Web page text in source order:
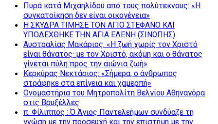
Πυρά κατά Μιχαηλίδου από τους πολύτεκνους: «Η
συγκατοίκηση δεν είναι οικογένεια»
Η ΣΚΥΔΡΑ ΤΙΜΗΣΕ ΤΟΝ ΑΓΙΟ ΣΤΕΦΑΝΟ ΚΑΙ
ΥΠΟΔΕΧΘΗΚΕ ΤΗΝ ΑΓΙΑ ΕΛΕΝΗ (ΣΙΝΩΠΗΣ)
Αυστραλίας Μακάριος: «Η ζωή χωρίς τον Χριστό
είναι θάνατος· με τον Χριστό, ακόμη και ο θάνατος
γίνεται πύλη προς την αιώνια ζωή»
Κερκύρας Νεκτάριος: «Σήμερα, ο άνθρωπος
στράφηκε στα επίγεια και χαμερπή»
Ονομαστήρια του Μητροπολίτη Βελγίου Αθηναγόρα
στις Βρυξέλλες
π. Φίλιππος : Ό Άγιος Παντελεήμων συνδύαζε τη
γνώση με την προσευχή και την επιστήμη με την